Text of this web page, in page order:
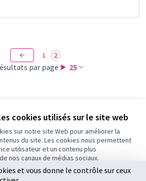
cookies utilisés sur le site web
sur notre site Web pour améliorer la
du site. Les cookies nous permettent
utilisateur et un contenu plus
nos canaux de médias sociaux.
Tout accepter
par page : 25
1 2
et vous donne le contrôle sur ceux